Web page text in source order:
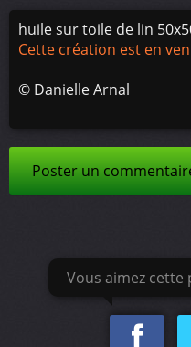
huile sur toile de lin
Cette création est en
© Danielle Arnal
Poster un
Vous aimez cette